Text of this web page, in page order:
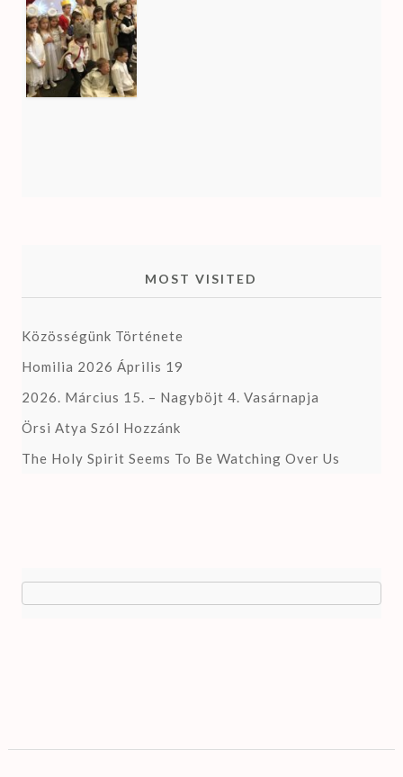
MOST VISITED
Közösségünk Története
Homilia 2026 Április 19
2026. Március 15. – Nagyböjt 4. Vasárnapja
Örsi Atya Szól Hozzánk
The Holy Spirit Seems To Be Watching Over Us